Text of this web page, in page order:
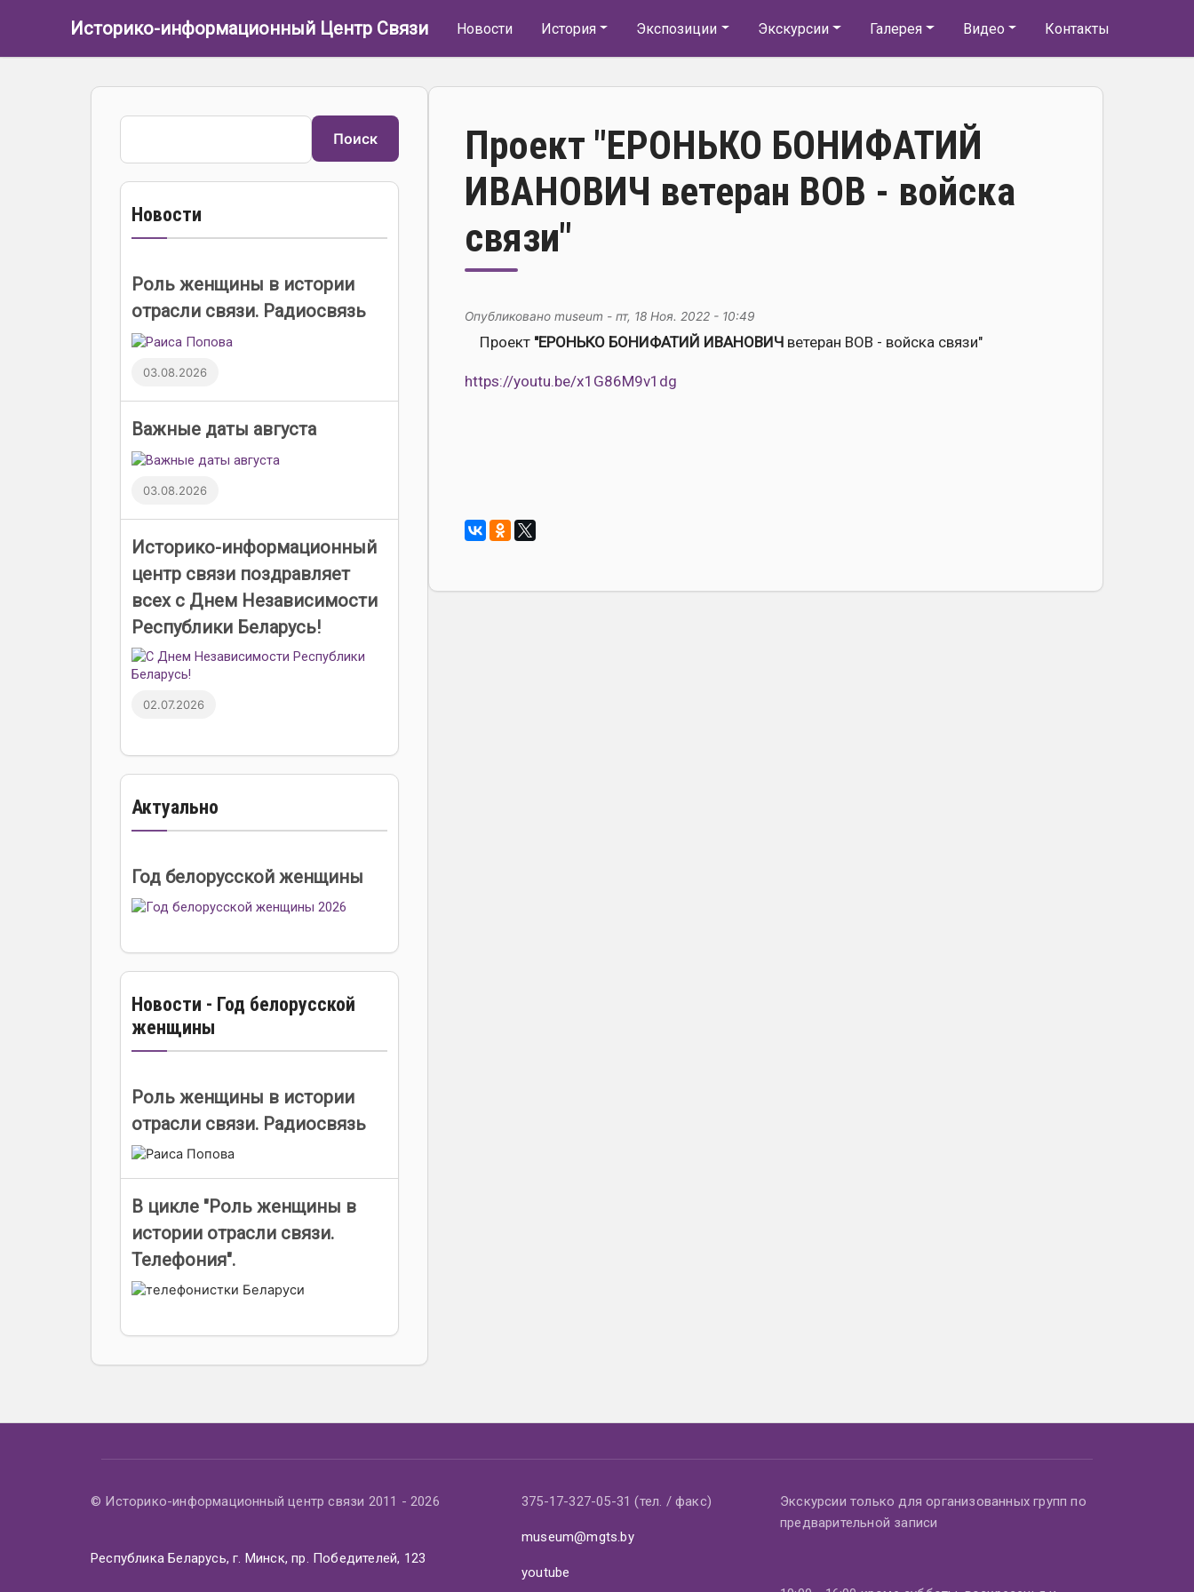
Историко-информационный Центр Связи Основная навигация
Новости История Экспозиции Экскурсии Галерея Видео Контакты
Проект "ЕРОНЬКО БОНИФАТИЙ
ИВАНОВИЧ ветеран ВОВ - войска
связи"
Опубликовано museum - пт, 18 Ноя. 2022 - 10:49
Проект "ЕРОНЬКО БОНИФАТИЙ ИВАНОВИЧ ветеран ВОВ - войска связи"
https://youtu.be/x1G86M9v1dg
Поиск
Поиск
Новости
Роль женщины в истории
отрасли связи. Радиосвязь
03.08.2026
Важные даты августа
03.08.2026
Историко-информационный
центр связи поздравляет
всех с Днем Независимости
Республики Беларусь!
02.07.2026
Актуально
Год белорусской женщины
Новости - Год белорусской
женщины
Роль женщины в истории
отрасли связи. Радиосвязь
В цикле "Роль женщины в
истории отрасли связи.
Телефония".
© Историко-информационный центр связи 2011 - 2026
Республика Беларусь, г. Минск, пр. Победителей, 123
375-17-327-05-31 (тел. / факс)
museum@mgts.by
youtube
Экскурсии только для организованных групп по
предварительной записи